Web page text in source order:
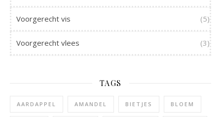
Voorgerecht vis (5)
Voorgerecht vlees (3)
TAGS
AARDAPPEL AMANDEL BIETJES BLOEM